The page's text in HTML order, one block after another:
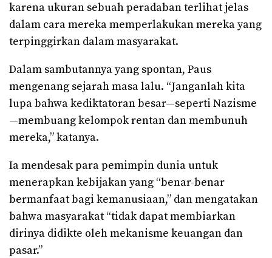
karena ukuran sebuah peradaban terlihat jelas
dalam cara mereka memperlakukan mereka yang
terpinggirkan dalam masyarakat.
Dalam sambutannya yang spontan, Paus
mengenang sejarah masa lalu. “Janganlah kita
lupa bahwa kediktatoran besar—seperti Nazisme
—membuang kelompok rentan dan membunuh
mereka,” katanya.
Ia mendesak para pemimpin dunia untuk
menerapkan kebijakan yang “benar-benar
bermanfaat bagi kemanusiaan,” dan mengatakan
bahwa masyarakat “tidak dapat membiarkan
dirinya didikte oleh mekanisme keuangan dan
pasar.”